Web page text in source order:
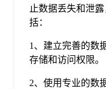
止数据丢失和泄
括：
1、建立完善的数
存储和访问权限。
2、使用专业的数